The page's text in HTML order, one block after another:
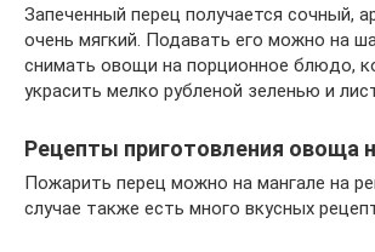
Запеченный перец получается сочный,
очень мягкий. Подавать его можно на
снимать овощи на порционное блюдо,
украсить мелко рубленой зеленью и
Рецепты приготовления овоща
Пожарить перец можно на мангале на
случае также есть много вкусных